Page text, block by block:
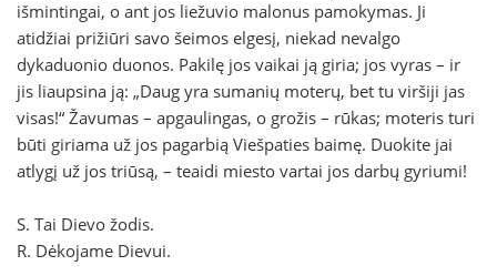
išmintingai, o ant jos liežuvio malonus pamokymas. Ji
atidžiai prižiūri savo šeimos elgesį, niekad nevalgo
dykaduonio duonos. Pakilę jos vaikai ją giria; jos vyras – ir
jis liaupsina ją: „Daug yra sumanių moterų, bet tu viršiji jas
visas!“ Žavumas – apgaulingas, o grožis – rūkas; moteris turi
būti giriama už jos pagarbią Viešpaties baimę. Duokite jai
atlygį už jos triūsą, – teaidi miesto vartai jos darbų gyriumi!
S. Tai Dievo žodis.
R. Dėkojame Dievui.